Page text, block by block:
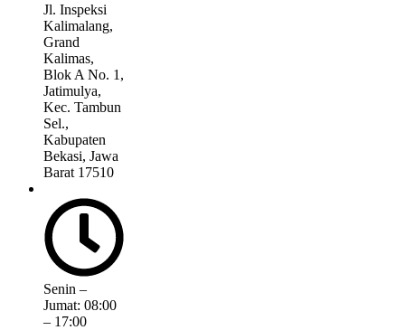
Jl. Inspeksi
Kalimalang,
Grand
Kalimas,
Blok A No. 1,
Jatimulya,
Kec. Tambun
Sel.,
Kabupaten
Bekasi, Jawa
Barat 17510
Senin –
Jumat: 08:00
– 17:00